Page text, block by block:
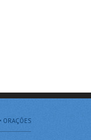
ORAÇÕES